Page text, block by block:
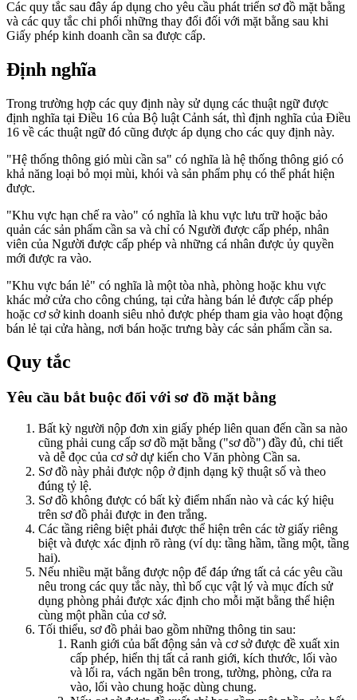
Các quy tắc sau đây áp dụng cho yêu cầu phát triển sơ đồ mặt bằng
và các quy tắc chi phối những thay đổi đối với mặt bằng sau khi
Giấy phép kinh doanh cần sa được cấp.
Định nghĩa
Trong trường hợp các quy định này sử dụng các thuật ngữ được
định nghĩa tại Điều 16 của Bộ luật Cảnh sát, thì định nghĩa của Điều
16 về các thuật ngữ đó cũng được áp dụng cho các quy định này.
"Hệ thống thông gió mùi cần sa" có nghĩa là hệ thống thông gió có
khả năng loại bỏ mọi mùi, khói và sản phẩm phụ có thể phát hiện
được.
"Khu vực hạn chế ra vào" có nghĩa là khu vực lưu trữ hoặc bảo
quản các sản phẩm cần sa và chỉ có Người được cấp phép, nhân
viên của Người được cấp phép và những cá nhân được ủy quyền
mới được ra vào.
"Khu vực bán lẻ" có nghĩa là một tòa nhà, phòng hoặc khu vực
khác mở cửa cho công chúng, tại cửa hàng bán lẻ được cấp phép
hoặc cơ sở kinh doanh siêu nhỏ được phép tham gia vào hoạt động
bán lẻ tại cửa hàng, nơi bán hoặc trưng bày các sản phẩm cần sa.
Quy tắc
Yêu cầu bắt buộc đối với sơ đồ mặt bằng
Bất kỳ người nộp đơn xin giấy phép liên quan đến cần sa nào
cũng phải cung cấp sơ đồ mặt bằng ("sơ đồ") đầy đủ, chi tiết
và dễ đọc của cơ sở dự kiến cho Văn phòng Cần sa.
Sơ đồ này phải được nộp ở định dạng kỹ thuật số và theo
đúng tỷ lệ.
Sơ đồ không được có bất kỳ điểm nhấn nào và các ký hiệu
trên sơ đồ phải được in đen trắng.
Các tầng riêng biệt phải được thể hiện trên các tờ giấy riêng
biệt và được xác định rõ ràng (ví dụ: tầng hầm, tầng một, tầng
hai).
Nếu nhiều mặt bằng được nộp để đáp ứng tất cả các yêu cầu
nêu trong các quy tắc này, thì bố cục vật lý và mục đích sử
dụng phòng phải được xác định cho mỗi mặt bằng thể hiện
cùng một phần của cơ sở.
Tối thiểu, sơ đồ phải bao gồm những thông tin sau:
Ranh giới của bất động sản và cơ sở được đề xuất xin
cấp phép, hiển thị tất cả ranh giới, kích thước, lối vào
và lối ra, vách ngăn bên trong, tường, phòng, cửa ra
vào, lối vào chung hoặc dùng chung.